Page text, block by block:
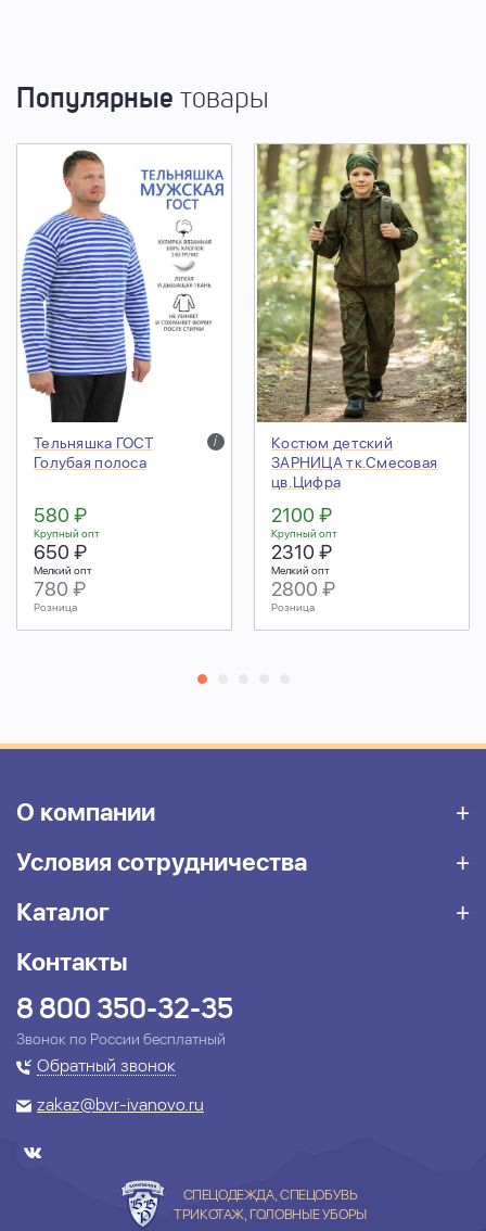
Популярные товары
Тельняшка ГОСТ
Голубая полоса
i
580 ₽
Крупный опт
650 ₽
Мелкий опт
780 ₽
Розница
Костюм детский
ЗАРНИЦА тк.Смесовая
цв.Цифра
2100 ₽
Крупный опт
2310 ₽
Мелкий опт
2800 ₽
Розница
О компании
Условия сотрудничества
Каталог
Контакты
8 800 350-32-35
Звонок по России бесплатный
Обратный звонок
zakaz@bvr-ivanovo.ru
СПЕЦОДЕЖДА, СПЕЦОБУВЬ
ТРИКОТАЖ, ГОЛОВНЫЕ УБОРЫ